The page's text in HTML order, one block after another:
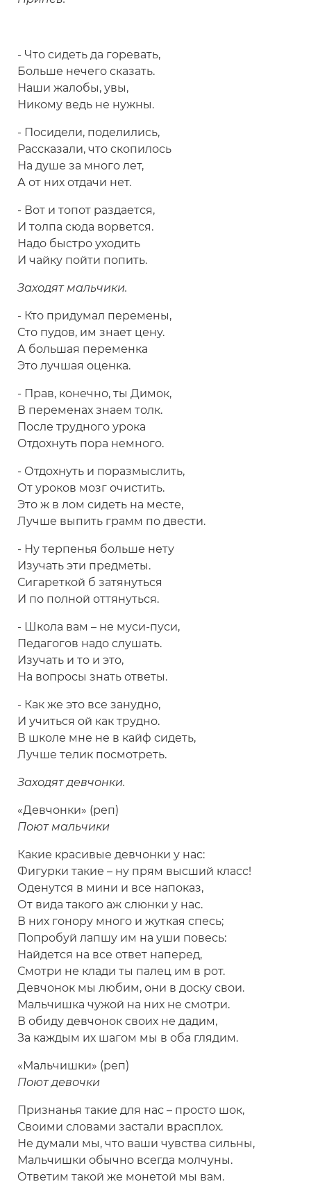
- Что сидеть да горевать,
Больше нечего сказать.
Наши жалобы, увы,
Никому ведь не нужны.
- Посидели, поделились,
Рассказали, что скопилось
На душе за много лет,
А от них отдачи нет.
- Вот и топот раздается,
И толпа сюда ворвется.
Надо быстро уходить
И чайку пойти попить.
Заходят мальчики.
- Кто придумал перемены,
Сто пудов, им знает цену.
А большая переменка
Это лучшая оценка.
- Прав, конечно, ты Димок,
В переменах знаем толк.
После трудного урока
Отдохнуть пора немного.
- Отдохнуть и поразмыслить,
От уроков мозг очистить.
Это ж в лом сидеть на месте,
Лучше выпить грамм по двести.
- Ну терпенья больше нету
Изучать эти предметы.
Сигареткой б затянуться
И по полной оттянуться.
- Школа вам – не муси-пуси,
Педагогов надо слушать.
Изучать и то и это,
На вопросы знать ответы.
- Как же это все занудно,
И учиться ой как трудно.
В школе мне не в кайф сидеть,
Лучше телик посмотреть.
Заходят девчонки.
«Девчонки» (реп)
Поют мальчики
Какие красивые девчонки у нас:
Фигурки такие – ну прям высший класс!
Оденутся в мини и все напоказ,
От вида такого аж слюнки у нас.
В них гонору много и жуткая спесь;
Попробуй лапшу им на уши повесь:
Найдется на все ответ наперед,
Смотри не клади ты палец им в рот.
Девчонок мы любим, они в доску свои.
Мальчишка чужой на них не смотри.
В обиду девчонок своих не дадим,
За каждым их шагом мы в оба глядим.
«Мальчишки» (реп)
Поют девочки
Признанья такие для нас – просто шок,
Своими словами застали врасплох.
Не думали мы, что ваши чувства сильны,
Мальчишки обычно всегда молчуны.
Ответим такой же монетой мы вам.